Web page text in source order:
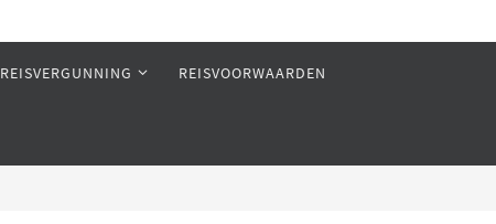
REISVERGUNNING REISVOORWAARDEN